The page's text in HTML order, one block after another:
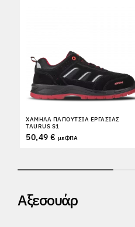
ΧΑΜΗΛΆ ΠΑΠΟΎΤΣΙΑ ΕΡΓΑΣΊΑΣ
TAURUS S1
50,49 € με ΦΠΑ
Αξεσουάρ